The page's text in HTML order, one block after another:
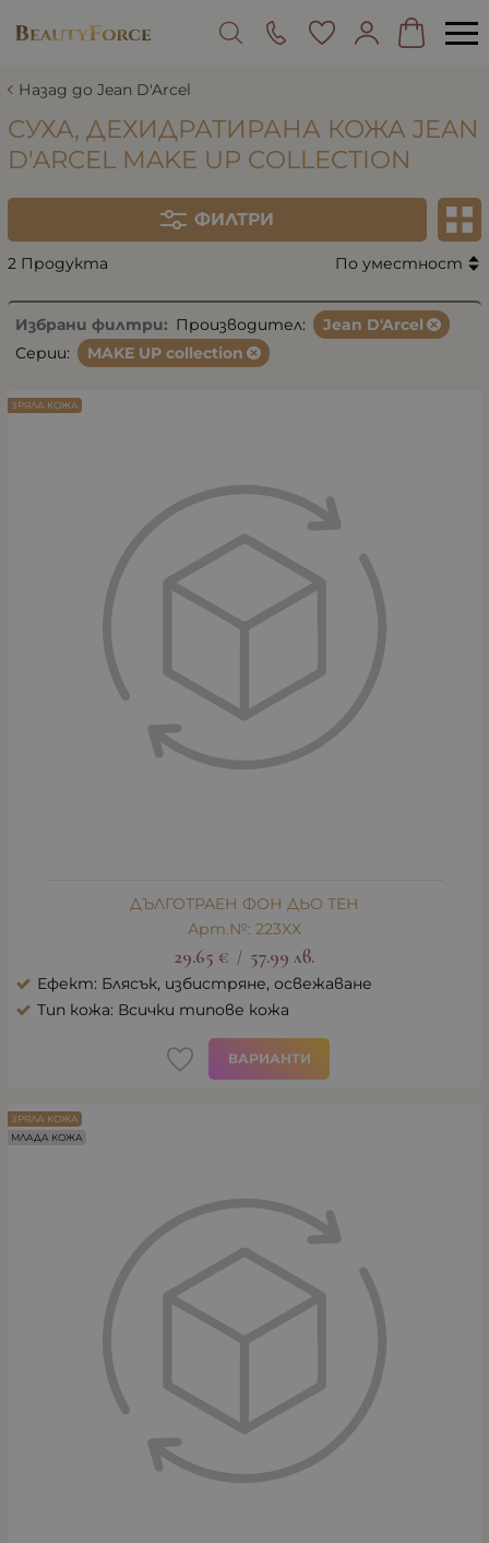
Назад до Jean D'Arcel
СУХА, ДЕХИДРАТИРАНА КОЖА JEAN
D'ARCEL MAKE UP COLLECTION
ФИЛТРИ
2 Продукта По уместност
Избрани филтри: Производител:
Jean D'Arcel
Серии:
MAKE UP collection
ДЪЛГОТРАЕН ФОН ДЬО ТЕН
Арт.№: 223XX
29.65 € / 57.99 лв.
Ефект: Блясък, избистряне, освежаване
Тип кожа: Всички типове кожа
ВАРИАНТИ
ЗРЯЛА КОЖА
ЗРЯЛА КОЖА
МЛАДА КОЖА